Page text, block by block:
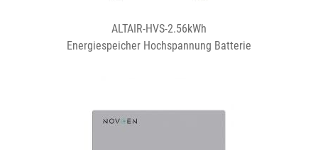
ALTAIR-HVS-2.56kWh
Energiespeicher Hochspannung Batterie